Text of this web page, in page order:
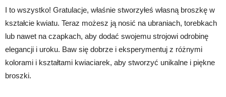
I to wszystko! Gratulacje, właśnie stworzyłeś własną broszkę w
kształcie kwiatu. Teraz możesz ją nosić na ubraniach, torebkach
lub nawet na czapkach, aby dodać swojemu strojowi odrobinę
elegancji i uroku. Baw się dobrze i eksperymentuj z różnymi
kolorami i kształtami kwiaciarek, aby stworzyć unikalne i piękne
broszki.